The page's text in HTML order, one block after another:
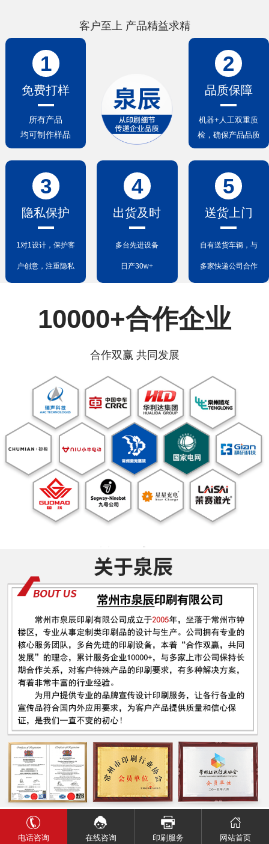
客户至上 产品精益求精
1
免费打样
所有产品
均可制作样品
2
品质保障
机器+人工双重质
检，确保产品品质
3
隐私保护
1对1设计，保护客
户创意，注重隐私
4
出货及时
多台先进设备
日产30w+
5
送货上门
自有送货车辆，与
多家快递公司合作
10000+合作企业
合作双赢 共同发展
电话咨询 在线咨询 印刷服务 网站首页